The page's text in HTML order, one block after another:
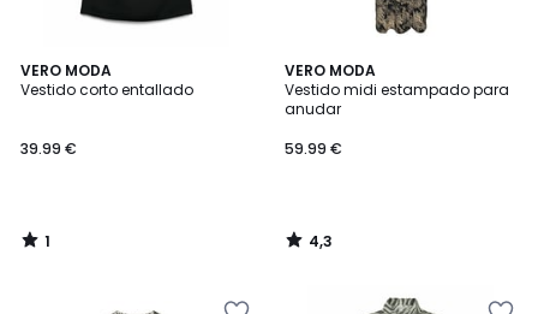
VERO MODA
Vestido corto entallado
39.99 €
1
/
1
/
VERO MODA
Vestido midi estampado para
anudar
59.99 €
4,3
/ 5
4,3
/